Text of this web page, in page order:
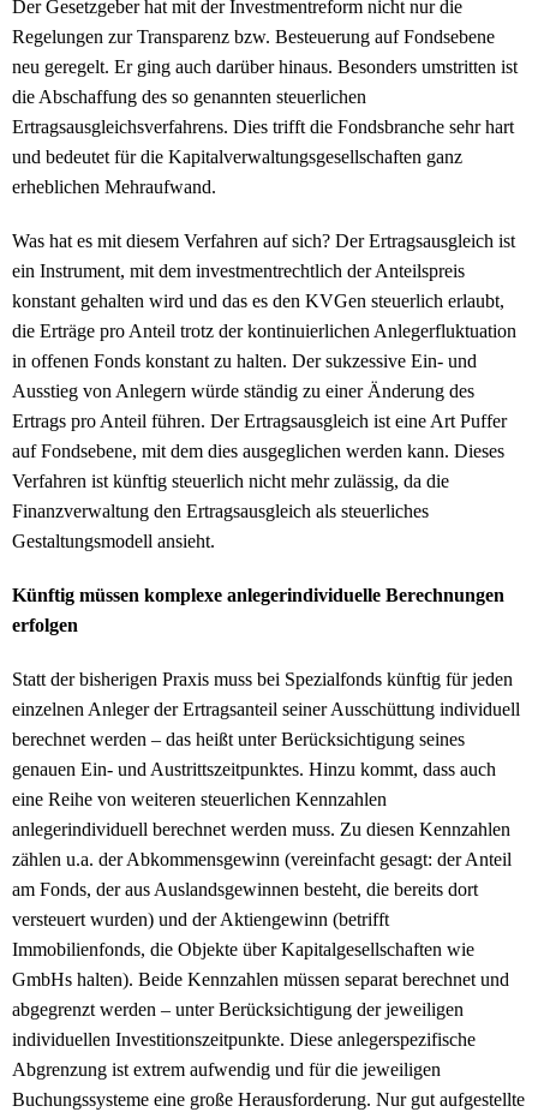
Der Gesetzgeber hat mit der Investmentreform nicht nur die
Regelungen zur Transparenz bzw. Besteuerung auf Fondsebene
neu geregelt. Er ging auch darüber hinaus. Besonders umstritten ist
die Abschaffung des so genannten steuerlichen
Ertragsausgleichsverfahrens. Dies trifft die Fondsbranche sehr hart
und bedeutet für die Kapitalverwaltungsgesellschaften ganz
erheblichen Mehraufwand.
Was hat es mit diesem Verfahren auf sich? Der Ertragsausgleich ist
ein Instrument, mit dem investmentrechtlich der Anteilspreis
konstant gehalten wird und das es den KVGen steuerlich erlaubt,
die Erträge pro Anteil trotz der kontinuierlichen Anlegerfluktuation
in offenen Fonds konstant zu halten. Der sukzessive Ein- und
Ausstieg von Anlegern würde ständig zu einer Änderung des
Ertrags pro Anteil führen. Der Ertragsausgleich ist eine Art Puffer
auf Fondsebene, mit dem dies ausgeglichen werden kann. Dieses
Verfahren ist künftig steuerlich nicht mehr zulässig, da die
Finanzverwaltung den Ertragsausgleich als steuerliches
Gestaltungsmodell ansieht.
Künftig müssen komplexe anlegerindividuelle Berechnungen
erfolgen
Statt der bisherigen Praxis muss bei Spezialfonds künftig für jeden
einzelnen Anleger der Ertragsanteil seiner Ausschüttung individuell
berechnet werden – das heißt unter Berücksichtigung seines
genauen Ein- und Austrittszeitpunktes. Hinzu kommt, dass auch
eine Reihe von weiteren steuerlichen Kennzahlen
anlegerindividuell berechnet werden muss. Zu diesen Kennzahlen
zählen u.a. der Abkommensgewinn (vereinfacht gesagt: der Anteil
am Fonds, der aus Auslandsgewinnen besteht, die bereits dort
versteuert wurden) und der Aktiengewinn (betrifft
Immobilienfonds, die Objekte über Kapitalgesellschaften wie
GmbHs halten). Beide Kennzahlen müssen separat berechnet und
abgegrenzt werden – unter Berücksichtigung der jeweiligen
individuellen Investitionszeitpunkte. Diese anlegerspezifische
Abgrenzung ist extrem aufwendig und für die jeweiligen
Buchungssysteme eine große Herausforderung. Nur gut aufgestellte